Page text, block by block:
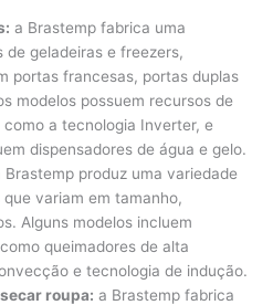
a Brastemp fabrica uma
de geladeiras e freezers,
portas francesas, portas duplas
modelos possuem recursos de
a tecnologia Inverter, e
dispensadores de água e gelo.
Brastemp produz uma variedade
variam em tamanho,
Alguns modelos incluem
queimadores de alta
e tecnologia de indução.
roupa: a Brastemp fabrica